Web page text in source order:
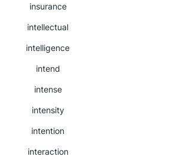
insurance
intellectual
intelligence
intend
intense
intensity
intention
interaction